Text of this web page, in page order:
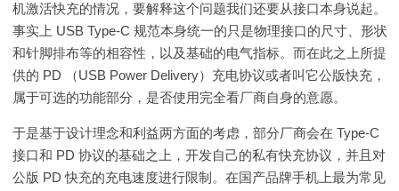
机激活快充的情况，要解释这个问题我们还要从接口本身说起。
事实上 USB Type-C 规范本身统一的只是物理接口的尺寸、形状
和针脚排布等的相容性，以及基础的电气指标。而在此之上所提
供的 PD （USB Power Delivery）充电协议或者叫它公版快充，
属于可选的功能部分，是否使用完全看厂商自身的意愿。
于是基于设计理念和利益两方面的考虑，部分厂商会在 Type-C
接口和 PD 协议的基础之上，开发自己的私有快充协议，并且对
公版 PD 快充的充电速度进行限制。在国产品牌手机上最为常见